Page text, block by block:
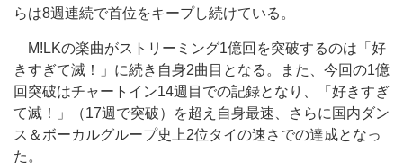
らは8週連続で首位をキープし続けている。
M!LKの楽曲がストリーミング1億回を突破するのは「好
きすぎて滅！」に続き自身2曲目となる。また、今回の1億
回突破はチャートイン14週目での記録となり、「好きすぎ
て滅！」（17週で突破）を超え自身最速、さらに国内ダン
ス＆ボーカルグループ史上2位タイの速さでの達成となっ
た。